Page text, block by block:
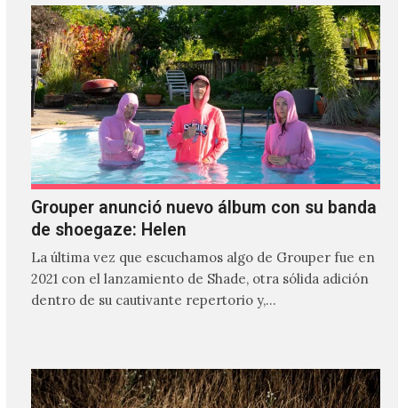
Grouper anunció nuevo álbum con su banda
de shoegaze: Helen
La última vez que escuchamos algo de Grouper fue en
2021 con el lanzamiento de Shade, otra sólida adición
dentro de su cautivante repertorio y,…